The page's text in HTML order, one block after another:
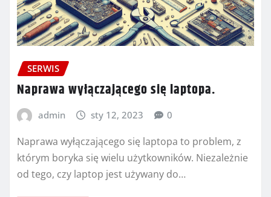
SERWIS
Naprawa wyłączającego się laptopa.
admin sty 12, 2023 0
Naprawa wyłączającego się laptopa to problem, z
którym boryka się wielu użytkowników. Niezależnie
od tego, czy laptop jest używany do…